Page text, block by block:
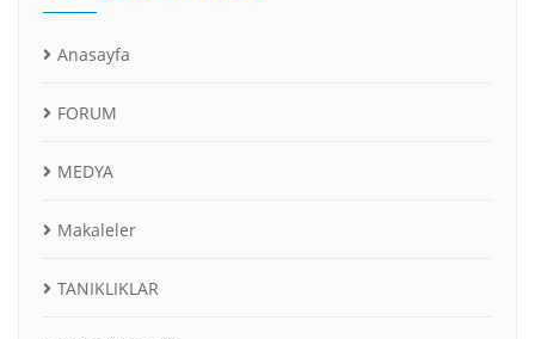
Anasayfa
FORUM
MEDYA
Makaleler
TANIKLIKLAR